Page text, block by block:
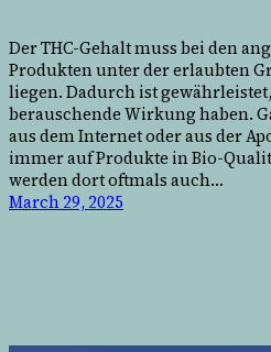
Der THC-Gehalt muss bei den
Produkten unter der erlaubten
liegen. Dadurch ist
berauschende Wirkung haben.
aus dem Internet oder aus der
immer auf Produkte in Bio-
werden dort oftmals auch…
March 29, 2025